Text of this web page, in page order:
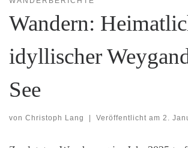
Wandern:
idyllischer
See
von Christoph Lang Veröffentlicht am 2.